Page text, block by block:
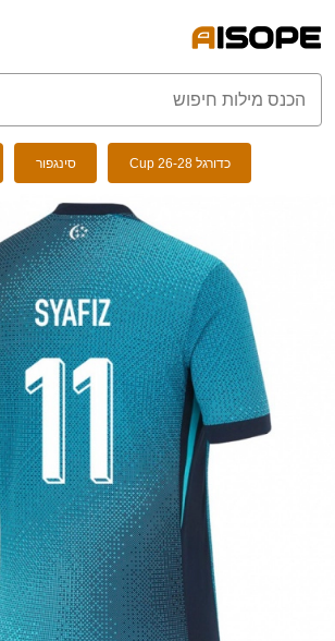
כדורגל Cup 26-28 סינגפור